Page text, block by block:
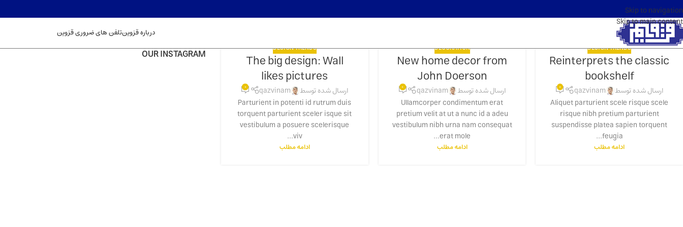
Skip to navigation
Skip to main content
درباره قزوینتلفن های ضروری قزوین
23
DESIGN TRENDS
Reinterprets the classic
bookshelf
ارسال شده توسط qazvinam
0
Aliquet parturient scele risque scele
risque nibh pretium parturient
suspendisse platea sapien torquent
feugia...
ادامه مطلب
DECORATION
New home decor from
John Doerson
ارسال شده توسط qazvinam
0
Ullamcorper condimentum erat
pretium velit at ut a nunc id a adeu
vestibulum nibh urna nam consequat
erat mole...
ادامه مطلب
DESIGN TRENDS
The big design: Wall
likes pictures
ارسال شده توسط qazvinam
0
Parturient in potenti id rutrum duis
torquent parturient sceler isque sit
vestibulum a posuere scelerisque
viv...
ادامه مطلب
OUR INSTAGRAM